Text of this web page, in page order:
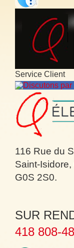
Service Client
Discutons
116 Rue du
Saint-Isidore,
G0S 2S0.
SUR
418 808-